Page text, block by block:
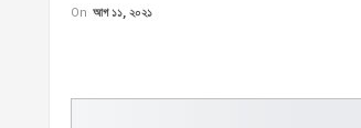
On আগ ১১, ২০২১